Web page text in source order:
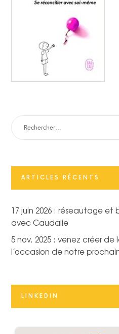
RECHERCHER :
ARTICLES RÉCENTS
17 juin 2026 : réseautage et
avec Caudalie
5 nov. 2025 : venez créer
l’occasion de notre
LINKEDIN